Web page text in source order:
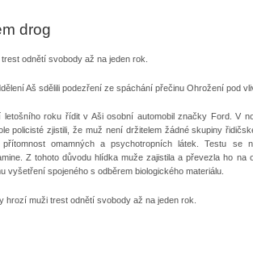
drog
odnětí svobody až na jeden rok.
Aš sdělili podezření ze spáchání přečinu Ohrožení pod
roku řídit v Aši osobní automobil značky Ford. V
policisté zjistili, že muž není držitelem žádné skupiny
omamných a psychotropních látek. Testu se
Z tohoto důvodu hlídka muže zajistila a převezla ho
vyšetření spojeného s odběrem biologického materiálu.
hrozí muži trest odnětí svobody až na jeden rok.